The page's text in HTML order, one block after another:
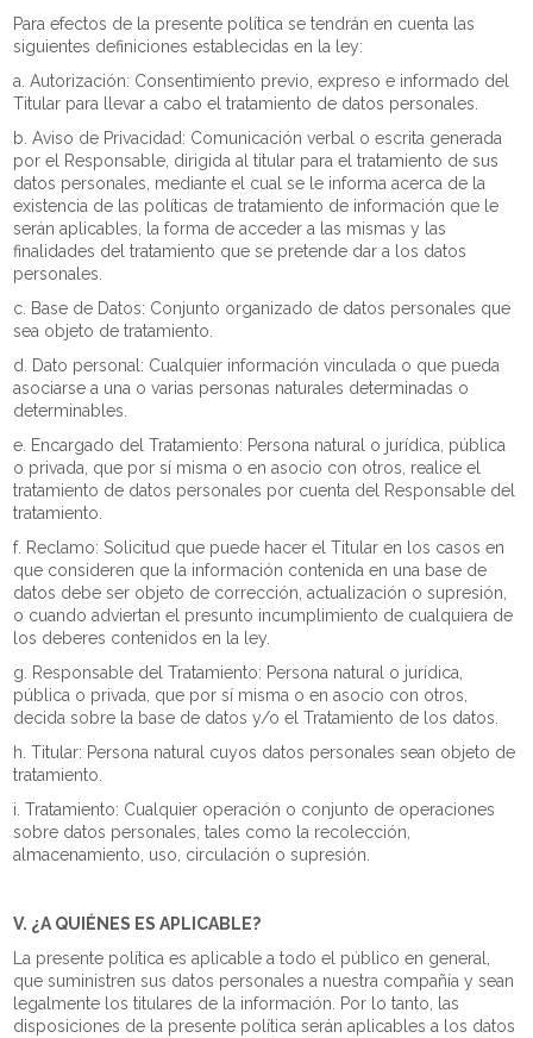
Para efectos de la presente política se tendrán en cuenta las
siguientes definiciones establecidas en la ley:
a. Autorización: Consentimiento previo, expreso e informado del
Titular para llevar a cabo el tratamiento de datos personales.
b. Aviso de Privacidad: Comunicación verbal o escrita generada
por el Responsable, dirigida al titular para el tratamiento de sus
datos personales, mediante el cual se le informa acerca de la
existencia de las políticas de tratamiento de información que le
serán aplicables, la forma de acceder a las mismas y las
finalidades del tratamiento que se pretende dar a los datos
personales.
c. Base de Datos: Conjunto organizado de datos personales que
sea objeto de tratamiento.
d. Dato personal: Cualquier información vinculada o que pueda
asociarse a una o varias personas naturales determinadas o
determinables.
e. Encargado del Tratamiento: Persona natural o jurídica, pública
o privada, que por sí misma o en asocio con otros, realice el
tratamiento de datos personales por cuenta del Responsable del
tratamiento.
f. Reclamo: Solicitud que puede hacer el Titular en los casos en
que consideren que la información contenida en una base de
datos debe ser objeto de corrección, actualización o supresión,
o cuando adviertan el presunto incumplimiento de cualquiera de
los deberes contenidos en la ley.
g. Responsable del Tratamiento: Persona natural o jurídica,
pública o privada, que por sí misma o en asocio con otros,
decida sobre la base de datos y/o el Tratamiento de los datos.
h. Titular: Persona natural cuyos datos personales sean objeto de
tratamiento.
i. Tratamiento: Cualquier operación o conjunto de operaciones
sobre datos personales, tales como la recolección,
almacenamiento, uso, circulación o supresión.
V. ¿A QUIÉNES ES APLICABLE?
La presente política es aplicable a todo el público en general,
que suministren sus datos personales a nuestra compañía y sean
legalmente los titulares de la información. Por lo tanto, las
disposiciones de la presente política serán aplicables a los datos